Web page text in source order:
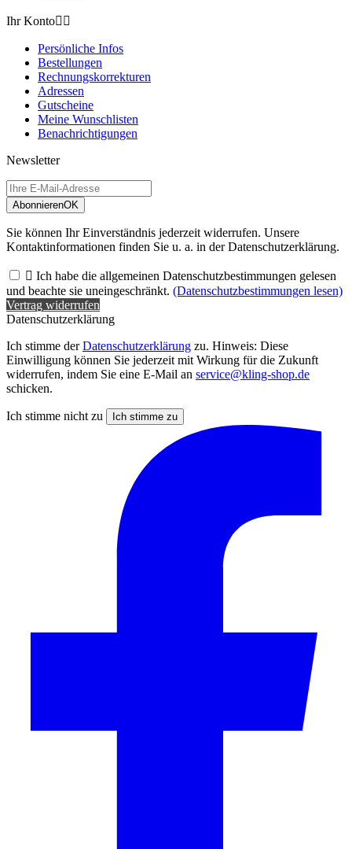
Ihr Konto 
Persönliche Infos
Bestellungen
Rechnungskorrekturen
Adressen
Gutscheine
Meine Wunschlisten
Benachrichtigungen
Newsletter
AbonnierenOK
Sie können Ihr Einverständnis jederzeit widerrufen. Unsere
Kontaktinformationen finden Sie u. a. in der Datenschutzerklärung.
 Ich habe die allgemeinen Datenschutzbestimmungen gelesen
und beachte sie uneingeschränkt. (Datenschutzbestimmungen lesen)
Vertrag widerrufen
Datenschutzerklärung
Ich stimme derDatenschutzerklärung zu. Hinweis: Diese
Einwilligung können Sie jederzeit mit Wirkung für die Zukunft
widerrufen, indem Sie eine E-Mail an service@kling-shop.de
schicken.
Ich stimme nicht zu Ich stimme zu